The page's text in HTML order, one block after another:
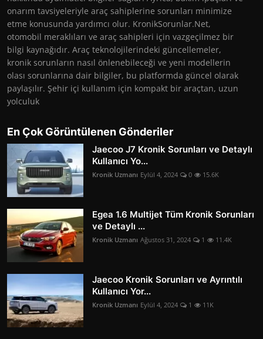
onarım tavsiyeleriyle araç sahiplerine sorunları minimize
etme konusunda yardımcı olur. KronikSorunlar.Net,
otomobil meraklıları ve araç sahipleri için vazgeçilmez bir
bilgi kaynağıdır. Araç teknolojilerindeki güncellemeler,
kronik sorunların nasıl önlenebileceği ve yeni modellerin
olası sorunlarına dair bilgiler, bu platformda güncel olarak
paylaşılır. Şehir içi kullanım için kompakt bir araçtan, uzun
yolculuk
En Çok Görüntülenen Gönderiler
Jaecoo J7 Kronik Sorunları ve Detaylı
Kullanıcı Yo...
Kronik Uzmanı Eylül 4, 2024 0 15.6K
Egea 1.6 Multijet Tüm Kronik Sorunları
ve Detaylı ...
Kronik Uzmanı Ağustos 31, 2024 1 11.4K
Jaecoo Kronik Sorunları ve Ayrıntılı
Kullanıcı Yor...
Kronik Uzmanı Eylül 4, 2024 1 11K